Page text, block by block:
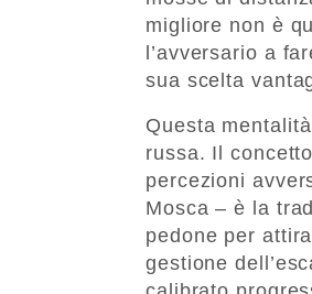
migliore non è
l’avversario a
sua scelta
Questa
russa. Il
percezioni
Mosca – è la
pedone per
gestione